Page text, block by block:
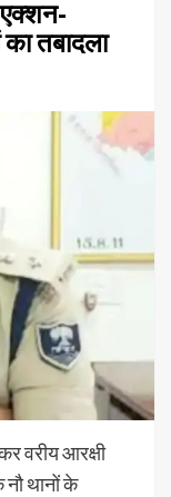
एक्शन-
का तबादला
वरीय आरक्षी
नौ थानों के